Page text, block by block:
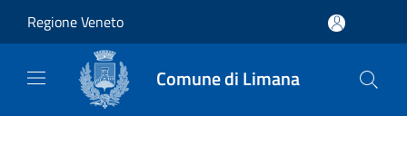
Regione Veneto
Comune di Limana